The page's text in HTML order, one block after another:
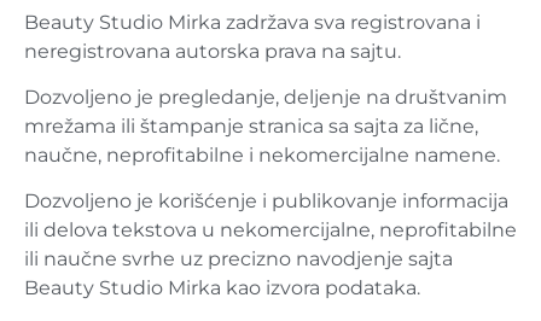
Beauty Studio Mirka zadržava sva registrovana i
neregistrovana autorska prava na sajtu.
Dozvoljeno je pregledanje, deljenje na društvanim
mrežama ili štampanje stranica sa sajta za lične,
naučne, neprofitabilne i nekomercijalne namene.
Dozvoljeno je korišćenje i publikovanje informacija
ili delova tekstova u nekomercijalne, neprofitabilne
ili naučne svrhe uz precizno navodjenje sajta
Beauty Studio Mirka kao izvora podataka.